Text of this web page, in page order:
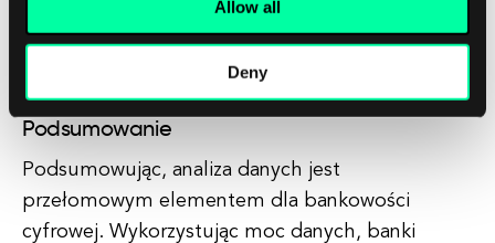
Allow all
Deny
nadchodzących latach.
Podsumowanie
Podsumowując, analiza danych jest
przełomowym elementem dla bankowości
cyfrowej. Wykorzystując moc danych, banki